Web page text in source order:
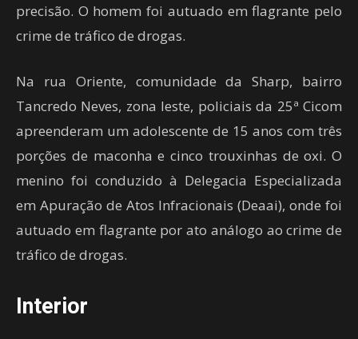
precisão. O homem foi autuado em flagrante pelo
crime de tráfico de drogas.
Na rua Oriente, comunidade da Sharp, bairro
Tancredo Neves, zona leste, policiais da 25ª Cicom
apreenderam um adolescente de 15 anos com três
porções de maconha e cinco trouxinhas de oxi. O
menino foi conduzido à Delegacia Especializada
em Apuração de Atos Infracionais (Deaai), onde foi
autuado em flagrante por ato análogo ao crime de
tráfico de drogas.
Interior